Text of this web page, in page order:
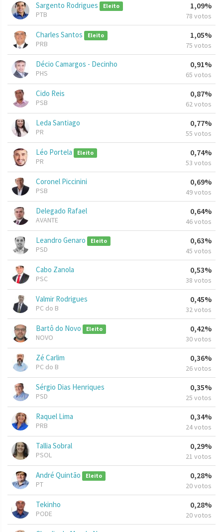
Sargento Rodrigues Eleito
PTB
1,09%
78 votos
Charles Santos Eleito
PRB
1,05%
75 votos
Décio Camargos - Decinho
PHS
0,91%
65 votos
Cido Reis
PSB
0,87%
62 votos
Leda Santiago
PR
0,77%
55 votos
Léo Portela Eleito
PR
0,74%
53 votos
Coronel Piccinini
PSB
0,69%
49 votos
Delegado Rafael
AVANTE
0,64%
46 votos
Leandro Genaro Eleito
PSD
0,63%
45 votos
Cabo Zanola
PSC
0,53%
38 votos
Valmir Rodrigues
PC do B
0,45%
32 votos
Bartô do Novo Eleito
NOVO
0,42%
30 votos
Zé Carlim
PC do B
0,36%
26 votos
Sérgio Dias Henriques
PSD
0,35%
25 votos
Raquel Lima
PRB
0,34%
24 votos
Tallia Sobral
PSOL
0,29%
21 votos
André Quintão Eleito
PT
0,28%
20 votos
Tekinho
PODE
0,28%
20 votos